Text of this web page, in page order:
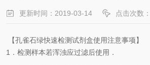
更新时间：2019-03-14 点击次数
【孔雀石绿快速检测试剂盒使用注意事项】
1．检测样本若浑浊应过滤后使用．